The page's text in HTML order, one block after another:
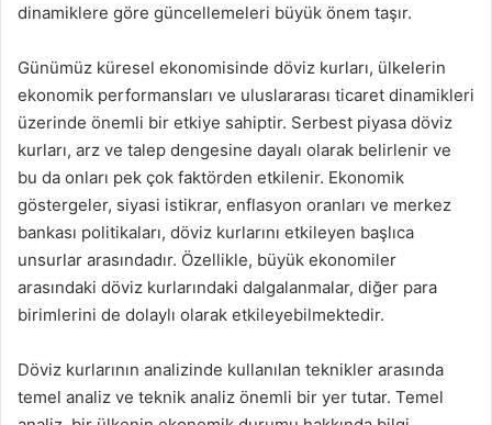
dinamiklere göre güncellemeleri büyük önem taşır.
Günümüz küresel ekonomisinde döviz kurları, ülkelerin
ekonomik performansları ve uluslararası ticaret dinamikleri
üzerinde önemli bir etkiye sahiptir. Serbest piyasa döviz
kurları, arz ve talep dengesine dayalı olarak belirlenir ve
bu da onları pek çok faktörden etkilenir. Ekonomik
göstergeler, siyasi istikrar, enflasyon oranları ve merkez
bankası politikaları, döviz kurlarını etkileyen başlıca
unsurlar arasındadır. Özellikle, büyük ekonomiler
arasındaki döviz kurlarındaki dalgalanmalar, diğer para
birimlerini de dolaylı olarak etkileyebilmektedir.
Döviz kurlarının analizinde kullanılan teknikler arasında
temel analiz ve teknik analiz önemli bir yer tutar. Temel